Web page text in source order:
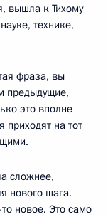
вышла к Тихому
технике,
фраза, вы
предыдущие,
это вполне
приходят на тот
сложнее,
нового шага.
новое. Это само